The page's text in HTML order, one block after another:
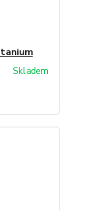
Skladem